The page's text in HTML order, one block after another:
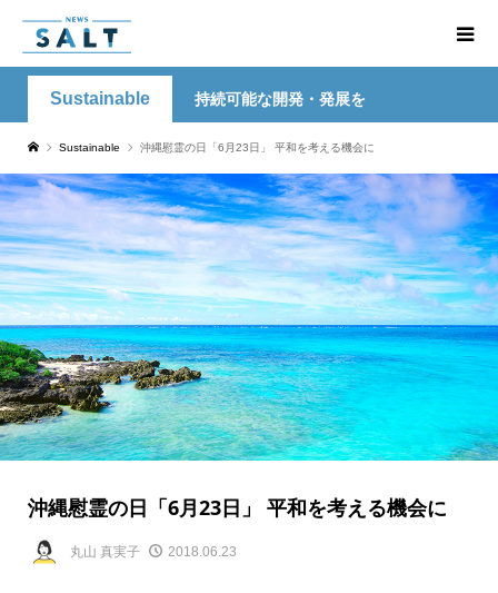
Sustainable 持続可能な開発・発展を
Sustainable 沖縄慰霊の日「6月23日」 平和を考える機会に
沖縄慰霊の日「6月23日」 平和を考える機会に
丸山 真実子 2018.06.23